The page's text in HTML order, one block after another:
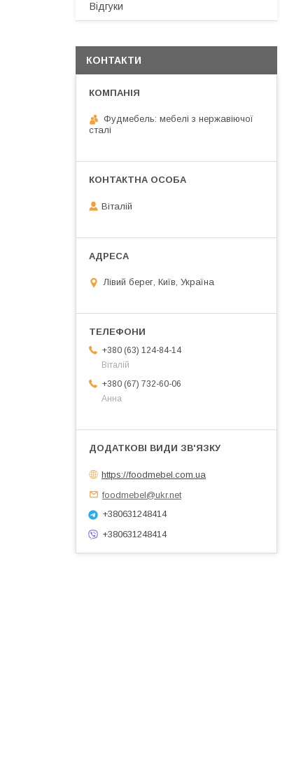
Відгуки
КОНТАКТИ
Фудмебель: мебелі з нержавіючої
сталі
Віталій
Лівий берег, Київ, Україна
+380 (63) 124-84-14
Віталій
+380 (67) 732-60-06
Анна
https://foodmebel.com.ua
foodmebel@ukr.net
+380631248414
+380631248414